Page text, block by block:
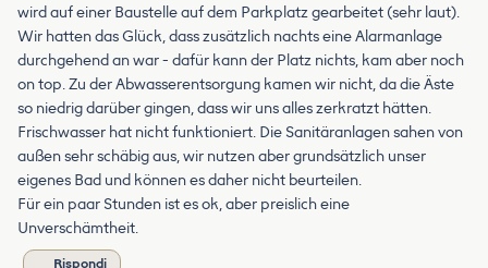
wird auf einer Baustelle auf dem Parkplatz gearbeitet (sehr laut).
Wir hatten das Glück, dass zusätzlich nachts eine Alarmanlage
durchgehend an war - dafür kann der Platz nichts, kam aber noch
on top. Zu der Abwasserentsorgung kamen wir nicht, da die Äste
so niedrig darüber gingen, dass wir uns alles zerkratzt hätten.
Frischwasser hat nicht funktioniert. Die Sanitäranlagen sahen von
außen sehr schäbig aus, wir nutzen aber grundsätzlich unser
eigenes Bad und können es daher nicht beurteilen.
Für ein paar Stunden ist es ok, aber preislich eine
Unverschämtheit.
Rispondi